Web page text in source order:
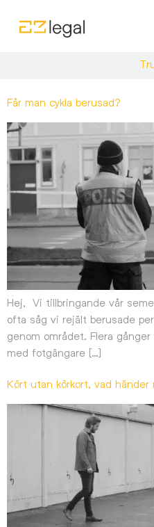
Får man cykla berusad?
Hej, Vi tillbringande vår
ofta såg vi rejält berusade
genom området. Flera
med fotgängare […]
Kört utan körkort, vad händer